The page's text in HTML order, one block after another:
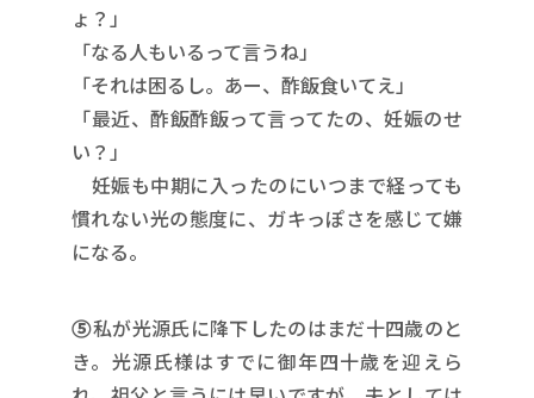
ょ？」
「なる人もいるって言うね」
「それは困るし。あー、酢飯食いてえ」
「最近、酢飯酢飯って言ってたの、妊娠のせ
い？」
妊娠も中期に入ったのにいつまで経っても
慣れない光の態度に、ガキっぽさを感じて嫌
になる。
⑤私が光源氏に降下したのはまだ十四歳のと
き。光源氏様はすでに御年四十歳を迎えら